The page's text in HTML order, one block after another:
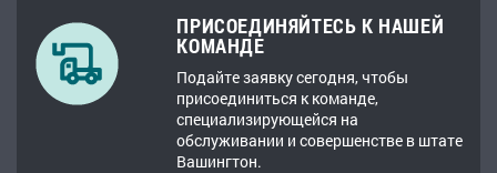
ПРИСОЕДИНЯЙТЕСЬ К НАШЕЙ
КОМАНДЕ
Подайте заявку сегодня, чтобы
присоединиться к команде,
специализирующейся на
обслуживании и совершенстве в штате
Вашингтон.